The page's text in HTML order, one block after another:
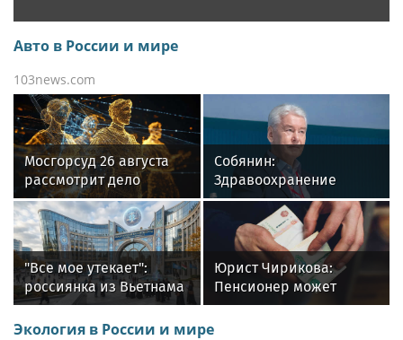
Авто в России и мире
103news.com
Мосгорсуд 26 августа
рассмотрит дело
блогера Ремесло
Собянин:
Здравоохранение
Москвы показало
высокую
эффективность в
пандемию
"Все мое утекает":
россиянка из Вьетнама
подала иск к ведьме из
Томска, требуя вернуть
Юрист Чирикова:
Пенсионер может
получить алименты на
свое содержание от
Экология в России и мире